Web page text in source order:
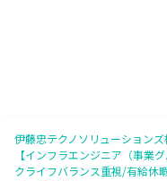
伊藤忠テクノソリューションズ
【インフラエンジニア（事業
クライフバランス重視/有給休